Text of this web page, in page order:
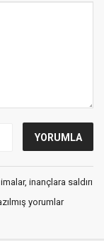
inançlara saldırı
yorumlar